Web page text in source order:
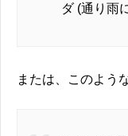
ダ (通り雨
または、このよう